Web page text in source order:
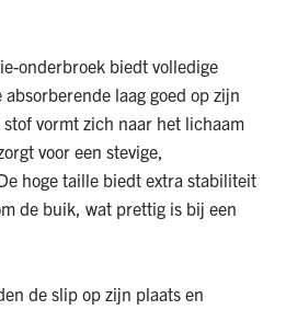
onderbroek biedt volledige
laag goed op zijn
vormt zich naar het lichaam
voor een stevige,
hoge taille biedt extra stabiliteit
de buik, wat prettig is bij een
de slip op zijn plaats en